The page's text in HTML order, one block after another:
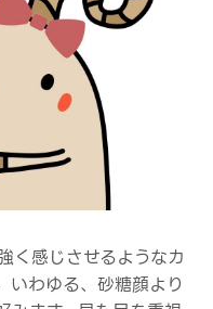
く感じさせるようなカ
いわゆる、砂糖顔より